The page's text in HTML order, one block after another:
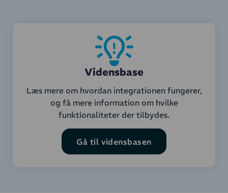
Vidensbase
Læs mere om hvordan integrationen fungerer,
og få mere information om hvilke
funktionaliteter der tilbydes.
Gå til vidensbasen